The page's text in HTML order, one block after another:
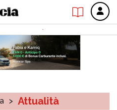
> Attualità